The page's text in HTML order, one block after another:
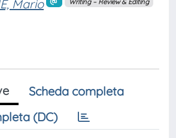
Mario
Scheda completa
(DC)